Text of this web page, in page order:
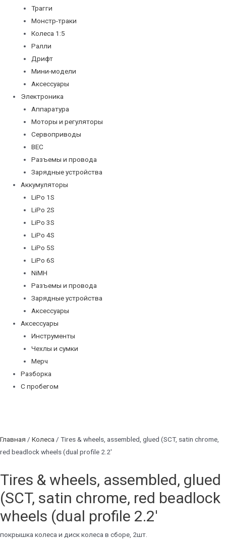
Трагги
Монстр-траки
Колеса 1:5
Ралли
Дрифт
Мини-модели
Аксессуары
Электроника
Аппаратура
Моторы и регуляторы
Сервоприводы
BEC
Разъемы и провода
Зарядные устройства
Аккумуляторы
LiPo 1S
LiPo 2S
LiPo 3S
LiPo 4S
LiPo 5S
LiPo 6S
NiMH
Разъемы и провода
Зарядные устройства
Аксессуары
Аксессуары
Инструменты
Чехлы и сумки
Мерч
Разборка
С пробегом
Главная / Колеса / Tires & wheels, assembled, glued (SCT, satin chrome,
red beadlock wheels (dual profile 2.2'
Tires & wheels, assembled, glued
(SCT, satin chrome, red beadlock
wheels (dual profile 2.2'
покрышка колеса и диск колеса в сборе, 2шт.